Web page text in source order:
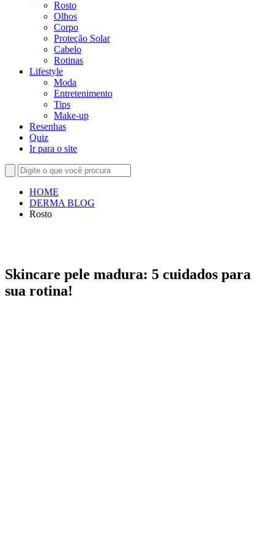
Rosto
Olhos
Corpo
Proteção Solar
Cabelo
Rotinas
Lifestyle
Moda
Entretenimento
Tips
Make-up
Resenhas
Quiz
Ir para o site
HOME
DERMA BLOG
Rosto
Skincare pele madura: 5 cuidados para
sua rotina!